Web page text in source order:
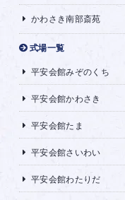
かわさき南部斎苑
式場一覧
平安会館みぞのくち
平安会館かわさき
平安会館たま
平安会館さいわい
平安会館わたりだ